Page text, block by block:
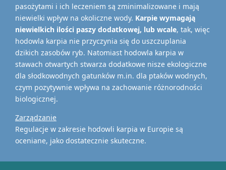
pasożytami i ich leczeniem są zminimalizowane i mają
niewielki wpływ na okoliczne wody. Karpie wymagają
niewielkich ilości paszy dodatkowej, lub wcale, tak, więc
hodowla karpia nie przyczynia się do uszczuplania
dzikich zasobów ryb. Natomiast hodowla karpia w
stawach otwartych stwarza dodatkowe nisze ekologiczne
dla słodkowodnych gatunków m.in. dla ptaków wodnych,
czym pozytywnie wpływa na zachowanie różnorodności
biologicznej.
Zarządzanie
Regulacje w zakresie hodowli karpia w Europie są
oceniane, jako dostatecznie skuteczne.